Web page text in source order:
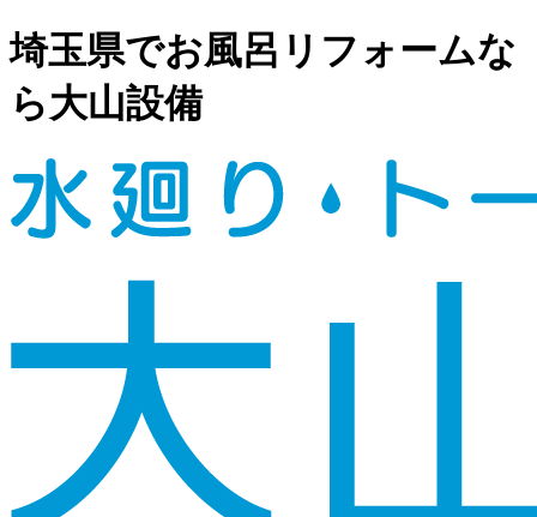
コ
ン
テ
ン
ス
キ
ナ
ビ
ゲ
ー
ン
に
埼玉県でお風呂リフォームな
ら大山設備